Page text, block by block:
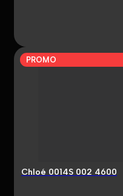
PROMO
Chloé 0014S 002 4600